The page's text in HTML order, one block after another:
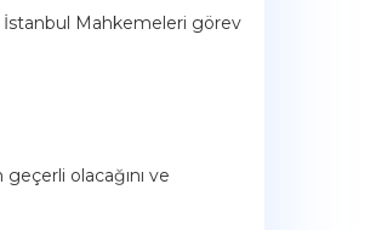
İstanbul Mahkemeleri görev
olacağını ve